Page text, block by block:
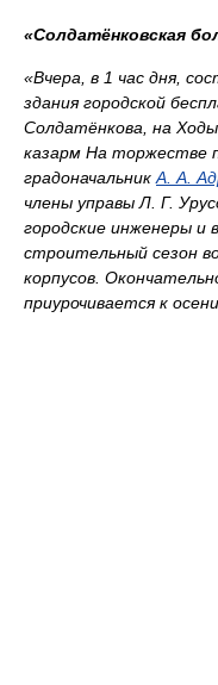
«Солдатёнковская
«Вчера, в 1 час дня,
здания городской
Солдатёнкова, на
казарм На торжестве
градоначальник А. А.
члены управы Л. Г.
городские инженеры и
строительный сезон
корпусов.
приурочивается к